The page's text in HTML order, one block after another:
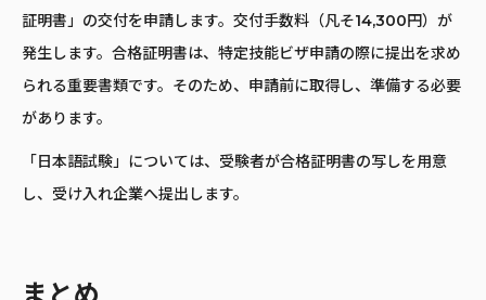
証明書」の交付を申請します。交付手数料（凡そ14,300円）が
発生します。合格証明書は、特定技能ビザ申請の際に提出を求め
られる重要書類です。そのため、申請前に取得し、準備する必要
があります。
「日本語試験」については、受験者が合格証明書の写しを用意
し、受け入れ企業へ提出します。